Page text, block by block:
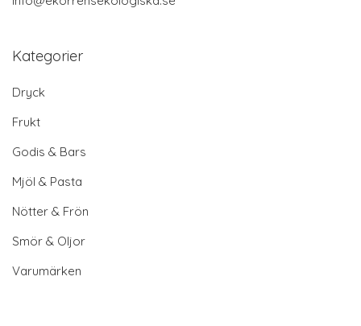
Kategorier
Dryck
Frukt
Godis & Bars
Mjöl & Pasta
Nötter & Frön
Smör & Oljor
Varumärken